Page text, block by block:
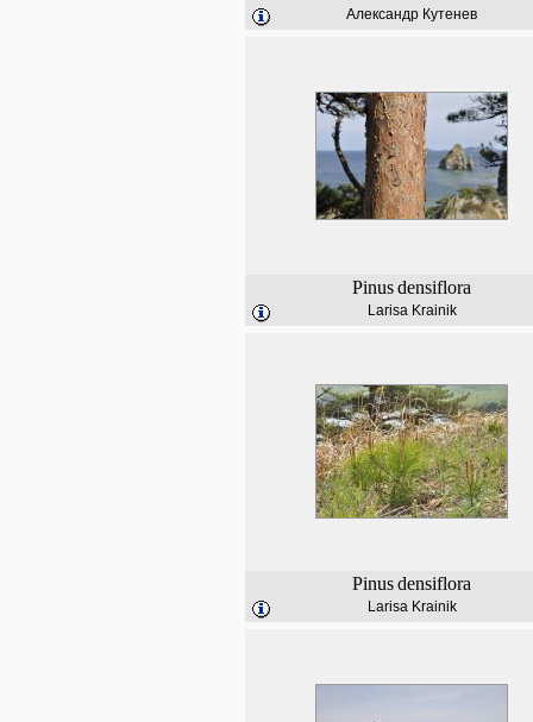
Александр Кутенев
Pinusdensiflora
Larisa Krainik
Pinusdensiflora
Larisa Krainik